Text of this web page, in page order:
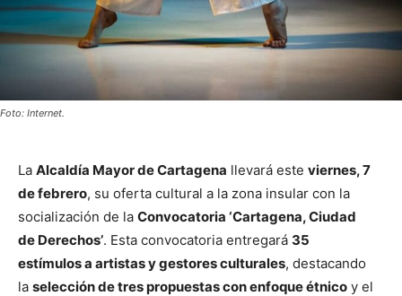
Foto: Internet.
La Alcaldía Mayor de Cartagena llevará este viernes, 7
de febrero, su oferta cultural a la zona insular con la
socialización de la Convocatoria ‘Cartagena, Ciudad
de Derechos’. Esta convocatoria entregará 35
estímulos a artistas y gestores culturales, destacando
la selección de tres propuestas con enfoque étnico y el